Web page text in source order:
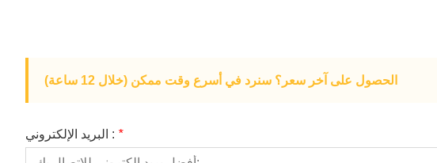
الحصول على آخر سعر؟ سنرد في أسرع وقت ممكن (خلال 12 ساعة)
البريد الإلكتروني : *